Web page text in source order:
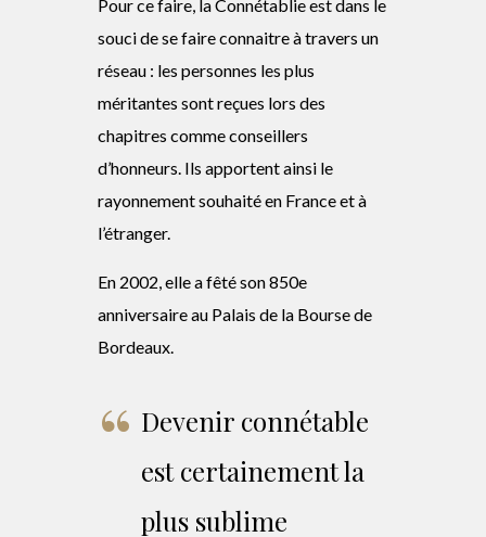
Pour ce faire, la Connétablie est dans le
souci de se faire connaitre à travers un
réseau : les personnes les plus
méritantes sont reçues lors des
chapitres comme conseillers
d’honneurs. Ils apportent ainsi le
rayonnement souhaité en France et à
l’étranger.
En 2002, elle a fêté son 850e
anniversaire au Palais de la Bourse de
Bordeaux.
Devenir connétable
est certainement la
plus sublime